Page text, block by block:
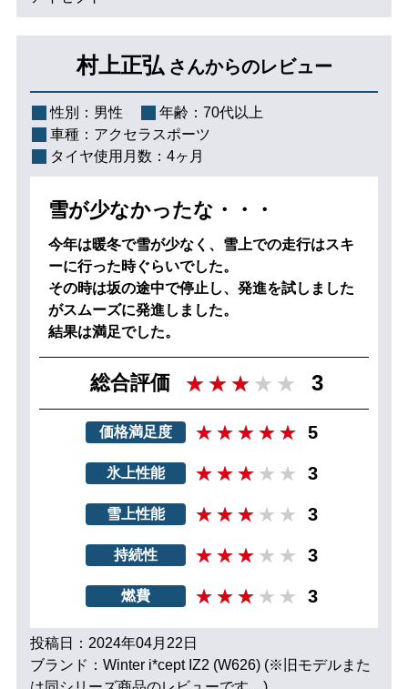
村上正弘 さんからのレビュー
性別： 男性 年齢： 70代以上
車種： アクセラスポーツ
タイヤ使用月数： 4ヶ月
雪が少なかったな・・・
今年は暖冬で雪が少なく、雪上での走行はスキ
ーに行った時ぐらいでした。
その時は坂の途中で停止し、発進を試しました
がスムーズに発進しました。
結果は満足でした。
総合評価 3
価格満足度 5
氷上性能 3
雪上性能 3
持続性 3
燃費 3
投稿日：2024年04月22日
ブランド：Winter i*cept IZ2 (W626) (※旧モデルまた